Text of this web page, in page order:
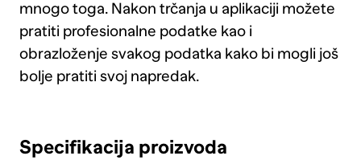
mnogo toga. Nakon trčanja u aplikaciji možete
pratiti profesionalne podatke kao i
obrazloženje svakog podatka kako bi mogli još
bolje pratiti svoj napredak.
Specifikacija proizvoda